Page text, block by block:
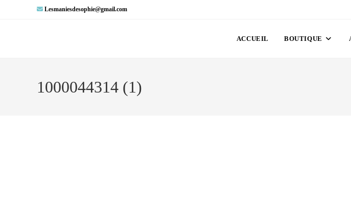
Lesmaniesdesophie@gmail.com
ACCUEIL BOUTIQUE
1000044314 (1)